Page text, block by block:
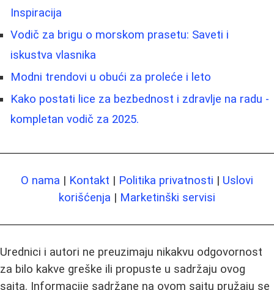
Inspiracija
Vodič za brigu o morskom prasetu: Saveti i
iskustva vlasnika
Modni trendovi u obući za proleće i leto
Kako postati lice za bezbednost i zdravlje na radu -
kompletan vodič za 2025.
O nama | Kontakt | Politika privatnosti | Uslovi
korišćenja | Marketinški servisi
Urednici i autori ne preuzimaju nikakvu odgovornost
za bilo kakve greške ili propuste u sadržaju ovog
sajta. Informacije sadržane na ovom sajtu pružaju se